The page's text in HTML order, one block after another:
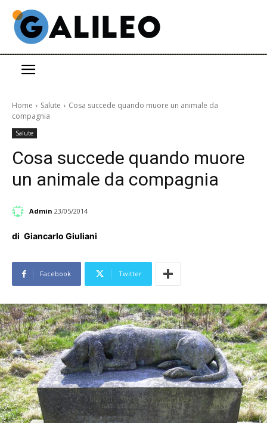
Home Salute
Cosa succede quando muore un animale da
compagnia
Salute
Cosa succede quando muore
un animale da compagnia
Admin 23/05/2014
di Giancarlo Giuliani
Facebook Twitter